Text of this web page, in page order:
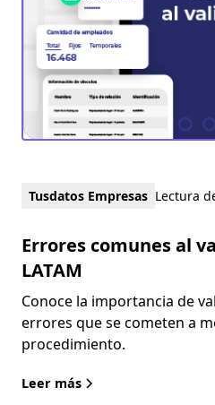
Tusdatos Empresas Lectura
Errores comunes al
LATAM
Conoce la importancia de
errores que se cometen a
procedimiento.
Leer más